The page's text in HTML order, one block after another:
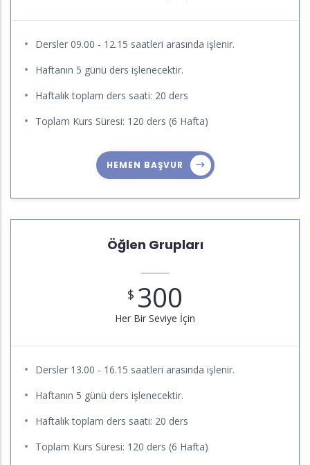
Dersler 09.00 - 12.15 saatleri arasında işlenir.
Haftanın 5 günü ders işlenecektir.
Haftalık toplam ders saati: 20 ders
Toplam Kurs Süresi: 120 ders (6 Hafta)
HEMEN BAŞVUR
Öğlen Grupları
$ 300
Her Bir Seviye İçin
Dersler 13.00 - 16.15 saatleri arasında işlenir.
Haftanın 5 günü ders işlenecektir.
Haftalık toplam ders saati: 20 ders
Toplam Kurs Süresi: 120 ders (6 Hafta)